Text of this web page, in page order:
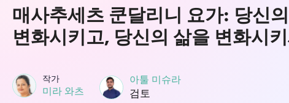
매사추세츠 쿤달리니 요가: 당신
변화시키고, 당신의 삶을 변화시
작가
미라 와츠
아툴 미슈라
검토